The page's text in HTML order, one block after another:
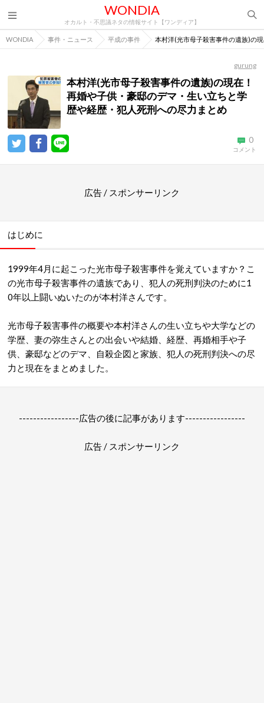
WONDIA
オカルト・不思議ネタの情報サイト【ワンディア】
WONDIA 事件・ニュース 平成の事件 本村洋(光市母子殺害事件の遺族)の
gurung
本村洋(光市母子殺害事件の遺族)の現在！
再婚や子供・豪邸のデマ・生い立ちと学
歴や経歴・犯人死刑への尽力まとめ
0
コメント
広告 / スポンサーリンク
はじめに
1999年4月に起こった光市母子殺害事件を覚えていますか？こ
の光市母子殺害事件の遺族であり、犯人の死刑判決のために1
0年以上闘いぬいたのが本村洋さんです。
光市母子殺害事件の概要や本村洋さんの生い立ちや大学などの
学歴、妻の弥生さんとの出会いや結婚、経歴、再婚相手や子
供、豪邸などのデマ、自殺企図と家族、犯人の死刑判決への尽
力と現在をまとめました。
-----------------広告の後に記事があります-----------------
広告 / スポンサーリンク